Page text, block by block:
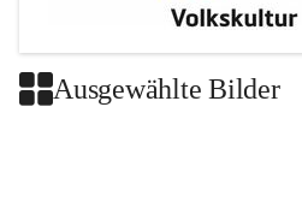
Ausgewählte Bilder